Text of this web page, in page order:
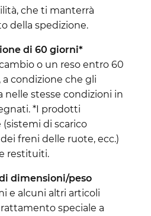
che ti manterrà
della spedizione.
di 60 giorni*
o un reso entro 60
condizione che gli
nelle stesse condizioni in
*I prodotti
di scarico
freni delle ruote, ecc.)
restituiti.
dimensioni/peso
e alcuni altri articoli
speciale a